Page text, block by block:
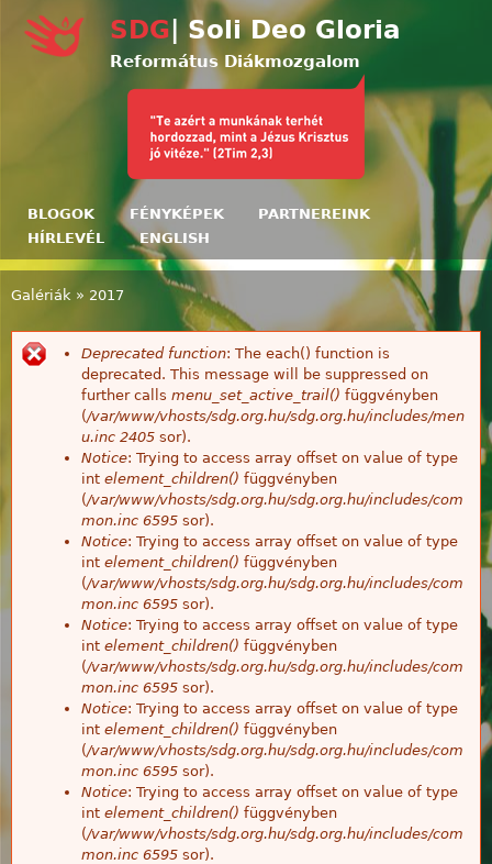
Ugrás a tartalomra
SDG| Soli Deo Gloria
Református Diákmozgalom
BLOGOK FÉNYKÉPEK
PARTNEREINK
HÍRLEVÉL
ENGLISH
Jelenlegi hely
Galériák » 2017
Hibaüzenet
Deprecated function: The each() function is
deprecated. This message will be suppressed on
further calls menu_set_active_trail() függvényben
(/var/www/vhosts/sdg.org.hu/sdg.org.hu/includes/men
u.inc 2405 sor).
Notice: Trying to access array offset on value of type
int element_children() függvényben
(/var/www/vhosts/sdg.org.hu/sdg.org.hu/includes/com
mon.inc 6595 sor).
Notice: Trying to access array offset on value of type
int element_children() függvényben
(/var/www/vhosts/sdg.org.hu/sdg.org.hu/includes/com
mon.inc 6595 sor).
Notice: Trying to access array offset on value of type
int element_children() függvényben
(/var/www/vhosts/sdg.org.hu/sdg.org.hu/includes/com
mon.inc 6595 sor).
Notice: Trying to access array offset on value of type
int element_children() függvényben
(/var/www/vhosts/sdg.org.hu/sdg.org.hu/includes/com
mon.inc 6595 sor).
Notice: Trying to access array offset on value of type
int element_children() függvényben
(/var/www/vhosts/sdg.org.hu/sdg.org.hu/includes/com
mon.inc 6595 sor).